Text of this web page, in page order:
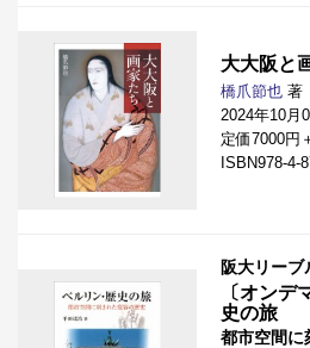
大大阪と
橋爪節也 著
2024年10
定価7000円
ISBN978-4-
阪大リーブ
〔オンデ
史の旅
都市空間に